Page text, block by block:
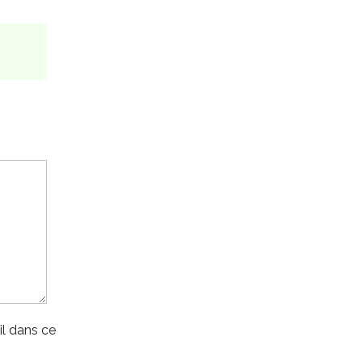
dans ce